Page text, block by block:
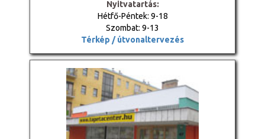
Nyitvatartás:
Hétfő-Péntek: 9-18
Szombat: 9-13
Térkép / útvonaltervezés